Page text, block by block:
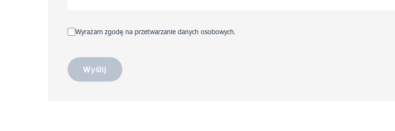
Wyrażam zgodę na przetwarzanie danych osobowych.
Wyślij